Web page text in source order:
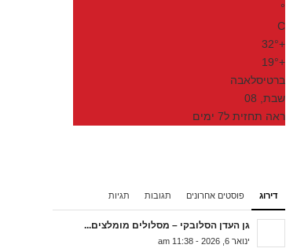
°
C
+
32°
+
19°
ברטיסלאבה
שבת, 08
ראה תחזית ל7 ימים
דירוג פוסטים אחרונים תגובות תגיות
גן העדן הסלובקי – מסלולים מומלצים...
ינואר 6, 2026 - 11:38 am